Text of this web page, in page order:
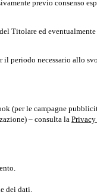
previo consenso
Titolare ed
periodo necessario allo
(per le campagne
– consulta la
dei dati.